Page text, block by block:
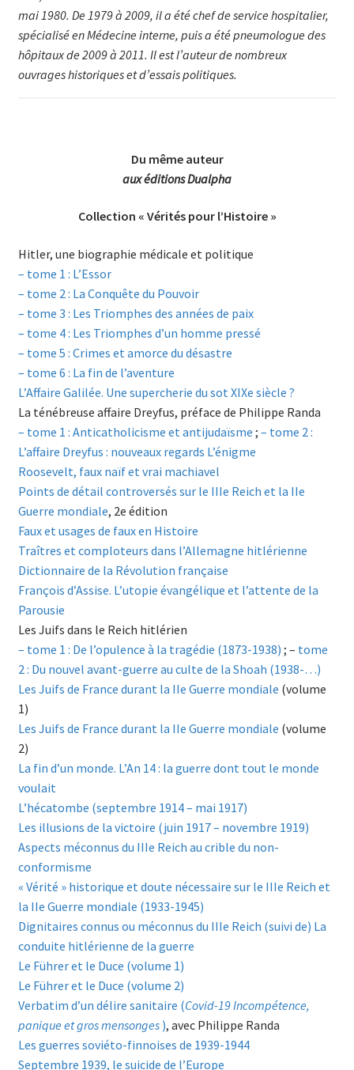
mai 1980. De 1979 à 2009, il a été chef de service hospitalier,
spécialisé en Méde­cine interne, puis a été pneumologue des
hôpitaux de 2009 à 2011. Il est l’auteur de nombreux
ouvrages historiques et d’essais politiques.
Du même auteur
aux éditions Dualpha
Collection « Vérités pour l’Histoire »
Hitler, une biographie médicale et politique
– tome 1 : L’Essor
– tome 2 : La Conquête du Pouvoir
– tome 3 : Les Triomphes des années de paix
– tome 4 : Les Triomphes d’un homme pressé
– tome 5 : Crimes et amorce du désastre
– tome 6 : La fin de l’aventure
L’Affaire Galilée. Une supercherie du sot XIXe siècle ?
La ténébreuse affaire Dreyfus, préface de Philippe Randa
– tome 1 : Anticatholicisme et antijudaïsme ; – tome 2 :
L’affaire Dreyfus : nouveaux regards L’énigme
Roosevelt, faux naïf et vrai machiavel
Points de détail controversés sur le IIIe Reich et la IIe
Guerre mondiale, 2e édition
Faux et usages de faux en Histoire
Traîtres et comploteurs dans l’Allemagne hitlérienne
Dictionnaire de la Révolution française
François d’Assise. L’utopie évangélique et l’attente de la
Parousie
Les Juifs dans le Reich hitlérien
– tome 1 : De l’opulence à la tragédie (1873-1938) ; – tome
2 : Du nouvel avant-guerre au culte de la Shoah (1938-…)
Les Juifs de France durant la IIe Guerre mondiale (volume
1)
Les Juifs de France durant la IIe Guerre mondiale (volume
2)
La fin d’un monde. L’An 14 : la guerre dont tout le monde
voulait
L’hécatombe (septembre 1914 – mai 1917)
Les illusions de la victoire (juin 1917 – novembre 1919)
Aspects méconnus du IIIe Reich au crible du non-
conformisme
« Vérité » historique et doute nécessaire sur le IIIe Reich et
la IIe Guerre mondiale (1933-1945)
Dignitaires connus ou méconnus du IIIe Reich (suivi de) La
conduite hitlérienne de la guerre
Le Führer et le Duce (volume 1)
Le Führer et le Duce (volume 2)
Verbatim d’un délire sanitaire (Covid-19 Incompétence,
panique et gros mensonges), avec Philippe Randa
Les guerres soviéto-finnoises de 1939-1944
Septembre 1939, le suicide de l’Europe